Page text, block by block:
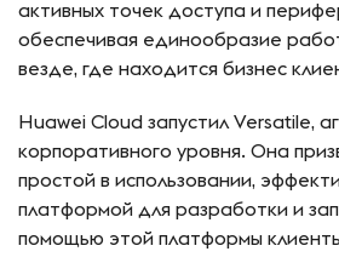
активных точек доступа и
обеспечивая единообразие
везде, где находится бизнес
Huawei Cloud запустил Versatile,
корпоративного уровня. Она
простой в использовании,
платформой для разработки и
помощью этой платформы